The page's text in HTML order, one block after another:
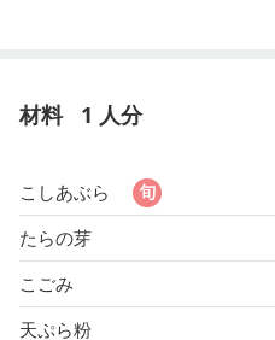
材料 1 人分
こしあぶら
たらの芽
こごみ
天ぷら粉